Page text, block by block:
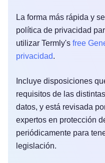
La forma más rápida y
política de privacidad
utilizar Termly's free
privacidad.
Incluye disposiciones
requisitos de las
datos, y está revisada
expertos en protección
periódicamente para
legislación.